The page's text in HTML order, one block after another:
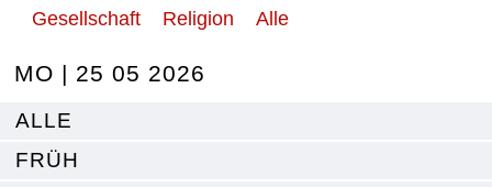
Gesellschaft
Religion Alle
MO | 25 05 2026
ALLE
FRÜH